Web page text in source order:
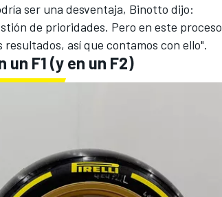
ser una desventaja, Binotto dijo:
de prioridades. Pero en este proceso
así que contamos con ello".
F1 (y en un F2)